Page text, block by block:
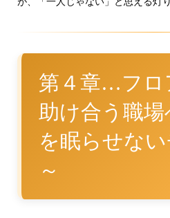
第４章…フロ
助け合う職場
を眠らせな
～